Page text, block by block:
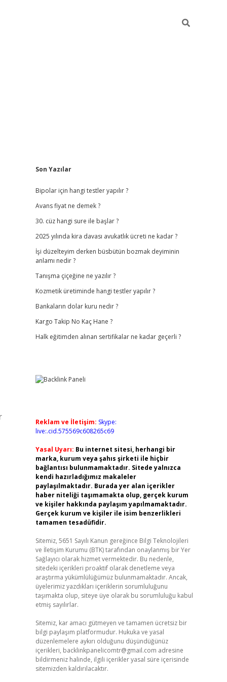
Sidebar
Son Yazılar
Bipolar için hangi testler yapılır ?
Avans fiyat ne demek ?
30. cüz hangi sure ile başlar ?
2025 yılında kira davası avukatlık ücreti ne kadar ?
İşi düzelteyim derken büsbütün bozmak deyiminin
anlamı nedir ?
Tanışma çiçeğine ne yazılır ?
Kozmetik üretiminde hangi testler yapılır ?
Bankaların dolar kuru nedir ?
Kargo Takip No Kaç Hane ?
Halk eğitimden alınan sertifikalar ne kadar geçerli ?
Reklam ve İletişim: Skype:
live:.cid.575569c608265c69
Yasal Uyarı: Bu internet sitesi, herhangi bir
marka, kurum veya şahıs şirketi ile hiçbir
bağlantısı bulunmamaktadır. Sitede yalnızca
kendi hazırladığımız makaleler
paylaşılmaktadır. Burada yer alan içerikler
haber niteliği taşımamakta olup, gerçek kurum
ve kişiler hakkında paylaşım yapılmamaktadır.
Gerçek kurum ve kişiler ile isim benzerlikleri
tamamen tesadüfidir.
Sitemiz, 5651 Sayılı Kanun gereğince Bilgi Teknolojileri
ve İletişim Kurumu (BTK) tarafından onaylanmış bir Yer
Sağlayıcı olarak hizmet vermektedir. Bu nedenle,
sitedeki içerikleri proaktif olarak denetleme veya
araştırma yükümlülüğümüz bulunmamaktadır. Ancak,
üyelerimiz yazdıkları içeriklerin sorumluluğunu
taşımakta olup, siteye üye olarak bu sorumluluğu kabul
etmiş sayılırlar.
Sitemiz, kar amacı gütmeyen ve tamamen ücretsiz bir
bilgi paylaşım platformudur. Hukuka ve yasal
düzenlemelere aykırı olduğunu düşündüğünüz
içerikleri, backlinkpanelicomtr@gmail.com adresine
bildirmeniz halinde, ilgili içerikler yasal süre içerisinde
sitemizden kaldırılacaktır.